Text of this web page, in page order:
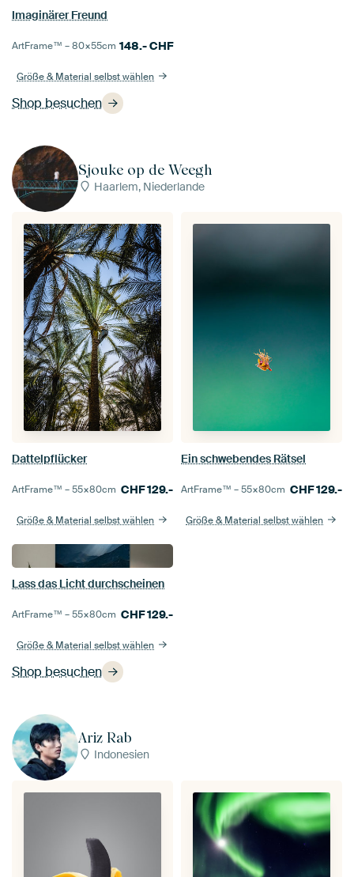
Shop besuchen
Imaginärer Freund
ArtFrame™ –80×55cm 148.-CHF
Größe & Material selbst wählen
Sjouke op de Weegh
Haarlem, Niederlande
Shop besuchen
Dattelpflücker
ArtFrame™ –55×80cm CHF129.-
Größe & Material selbst wählen
Ein schwebendes Rätsel
ArtFrame™ –55×80cm CHF129.-
Größe & Material selbst wählen
Lass das Licht durchscheinen
ArtFrame™ –55×80cm CHF129.-
Größe & Material selbst wählen
Ariz Rab
Indonesien